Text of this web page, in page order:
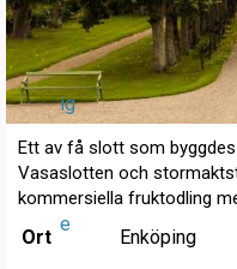
ig
e
Ett av få slott som
Vasaslotten och
kommersiella fruktodling
Ort Enköping